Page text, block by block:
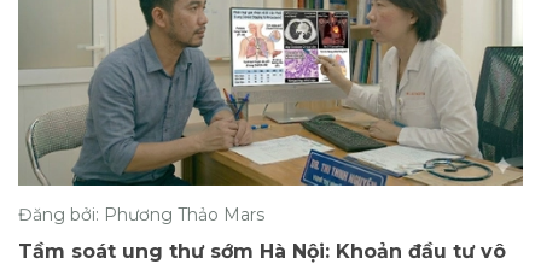
Đăng bởi: Phương Thảo Mars
Tầm soát ung thư sớm Hà Nội: Khoản đầu tư vô